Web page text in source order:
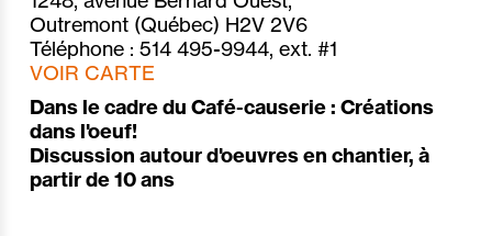
Outremont (Québec) H2V 2V6
Téléphone : 514 495-9944, ext. #1
VOIR CARTE
Dans le cadre du Café-causerie : Créations
dans l'oeuf!
Discussion autour d'oeuvres en chantier, à
partir de 10 ans